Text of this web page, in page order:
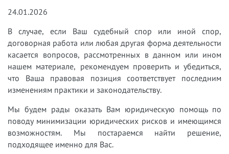
24.01.2026
В случае, если Ваш судебный спор или иной спор,
договорная работа или любая другая форма деятельности
касается вопросов, рассмотренных в данном или ином
нашем материале, рекомендуем проверить и убедиться,
что Ваша правовая позиция соответствует последним
изменениям практики и законодательству.
Мы будем рады оказать Вам юридическую помощь по
поводу минимизации юридических рисков и имеющимся
возможностям. Мы постараемся найти решение,
подходящее именно для Вас.